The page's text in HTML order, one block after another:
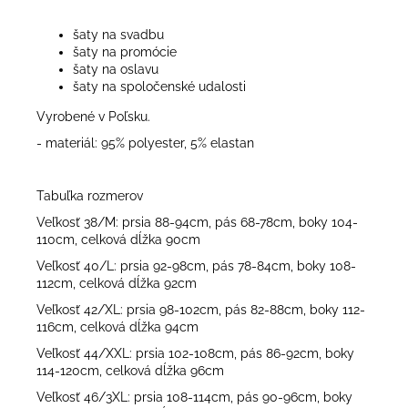
šaty na svadbu
šaty na promócie
šaty na oslavu
šaty na spoločenské udalosti
Vyrobené v Poľsku.
- materiál: 95% polyester, 5% elastan
Tabuľka rozmerov
Veľkosť 38/M: prsia 88-94cm, pás 68-78cm, boky 104-
110cm, celková dĺžka 90cm
Veľkosť 40/L: prsia 92-98cm, pás 78-84cm, boky 108-
112cm, celková dĺžka 92cm
Veľkosť 42/XL: prsia 98-102cm, pás 82-88cm, boky 112-
116cm, celková dĺžka 94cm
Veľkosť 44/XXL: prsia 102-108cm, pás 86-92cm, boky
114-120cm, celková dĺžka 96cm
Veľkosť 46/3XL: prsia 108-114cm, pás 90-96cm, boky